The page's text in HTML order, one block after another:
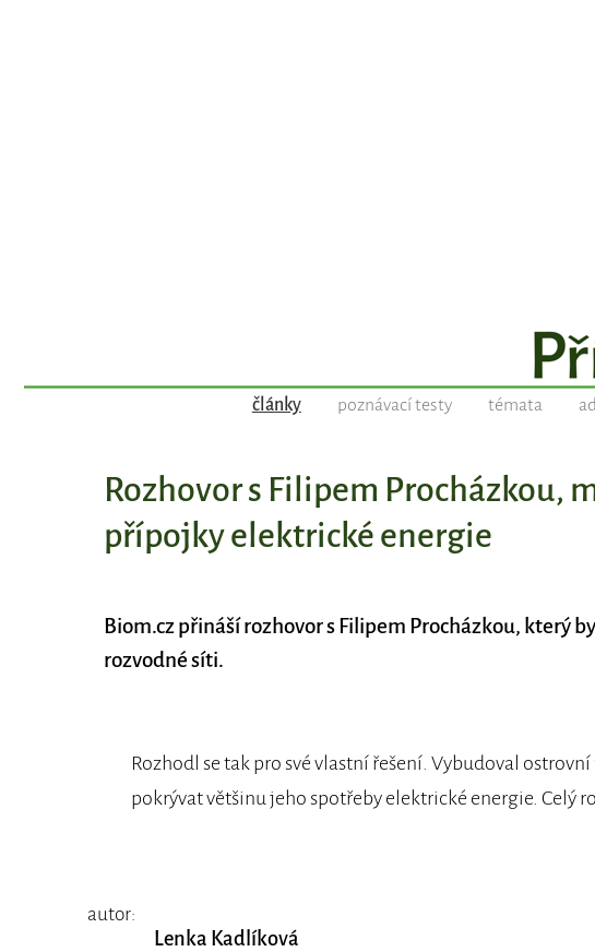
články poznávací testy témata
Rozhovor s Filipem Procházkou,
přípojky elektrické energie
Biom.cz přináší rozhovor s Filipem Procházkou, který
rozvodné síti.
Rozhodl se tak pro své vlastní řešení. Vybudoval
pokrývat většinu jeho spotřeby elektrické energie. Celý
autor:
Lenka Kadlíková